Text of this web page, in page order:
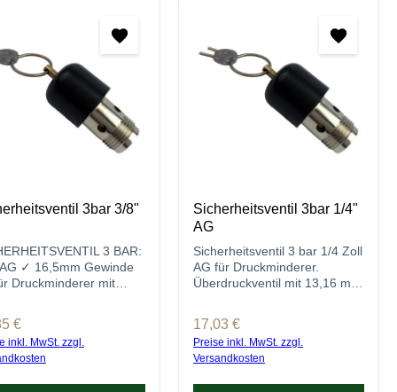
3bar 3/8"
3 BAR:
✓ 16,5mm Gewinde
Druckminderer mit
Preis:
€
inkl. MwSt. zzgl.
Sicherheitsventil 3bar 1/4"
AG
Sicherheitsventil 3 bar 1/4 Zoll
AG für Druckminderer.
Überdruckventil mit 13,16 mm
Regulärer Preis:
17,03 €
Preise inkl. MwSt. zzgl.
Versandkosten